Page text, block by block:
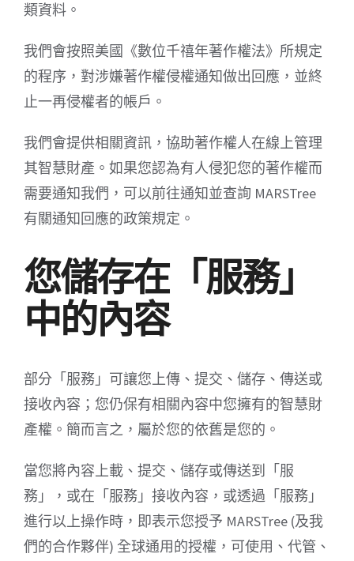
類資料。
我們會按照美國《數位千禧年著作權法》所規定
的程序，對涉嫌著作權侵權通知做出回應，並終
止一再侵權者的帳戶。
我們會提供相關資訊，協助著作權人在線上管理
其智慧財產。如果您認為有人侵犯您的著作權而
需要通知我們，可以前往通知並查詢 MARSTree
有關通知回應的政策規定。
您儲存在「服務」
中的內容
部分「服務」可讓您上傳、提交、儲存、傳送或
接收內容；您仍保有相關內容中您擁有的智慧財
產權。簡而言之，屬於您的依舊是您的。
當您將內容上載、提交、儲存或傳送到「服
務」，或在「服務」接收內容，或透過「服務」
進行以上操作時，即表示您授予 MARSTree (及我
們的合作夥伴) 全球通用的授權，可使用、代管、